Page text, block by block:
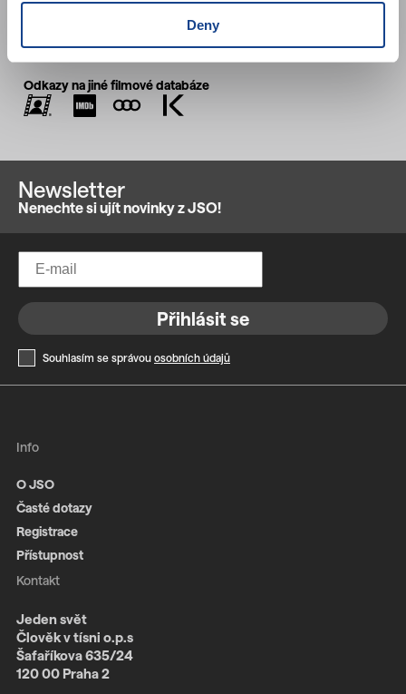
Deny
Odkazy na jiné filmové databáze
Newsletter
Nenechte si ujít novinky z JSO!
Přihlásit se
Souhlasím se správou osobních údajů
Info
O JSO
Časté dotazy
Registrace
Přístupnost
Kontakt
Jeden svět
Člověk v tísni o.p.s
Šafaříkova 635/24
120 00 Praha 2